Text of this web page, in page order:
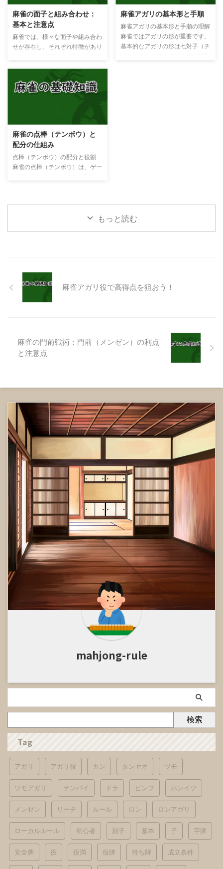
点と違い 麻雀とポーカーは共に
手札の技を競い、勝敗が決まる点
が類似しています。ただし、麻雀
では牌（パイ）を使い、手札は常
に13枚です。ポーカーの技は役
麻雀の役は複数同時に換算できる
点 ...
パイ）は、数字で表される牌で、
以下の3つのグループに分かれて
います。 万子（ワンヅ）索子
（ソーヅ）筒子（ピンヅ）それぞ
れのグループは、1から9までの数
麻雀の面子と組み合わせ：
基本と注意点
麻雀では、様々な面子や組み合わ
せが存在し、それぞれ特徴があり
解説します。また、注意点や初心
者が陥りがちな間違いもご紹介し
ます。 面子（メンツ）とその種
面子（メンツ）と呼びます。面子
は主に刻子（コーツ）、槓子（カ
ンツ）、順子（ジュンツ）、塔子
（ターツ）、対子（トイツ）の5
種類があります。それぞれの面子
について詳しく見ていきましょ
麻雀アガリの基本形と手順
麻雀アガリの基本形と手順の理解
麻雀ではアガリの形が重要です。
基本的なアガリの形は七対子（チ
麻雀の点棒（テンボウ）と
配分の仕組み
点棒（テンボウ）の配分と役割
麻雀の点棒（テンボウ）は、ゲー
点を基準にして勝敗が決定されま
す。点棒の配分や持ち点の基準を
点棒（テンボウ）を合計で
25,000点分受け取ります。 点棒
もっと読む
麻雀アガリ役で高得点を狙おう！
麻雀の門前戦術：門前（メンゼン）の利点
と注意点
mahjong-rule
検索
Tag
アガリ アガリ役 カン タンヤオ ツモ
ツモアガリ テンパイ ドラ ピンフ ホンイツ
メンゼン リーチ ルール ロン ロンアガリ
ローカルルール 初心者 刻子 基本 子 字牌
安全牌 役 役満 役牌 待ち牌 成立条件